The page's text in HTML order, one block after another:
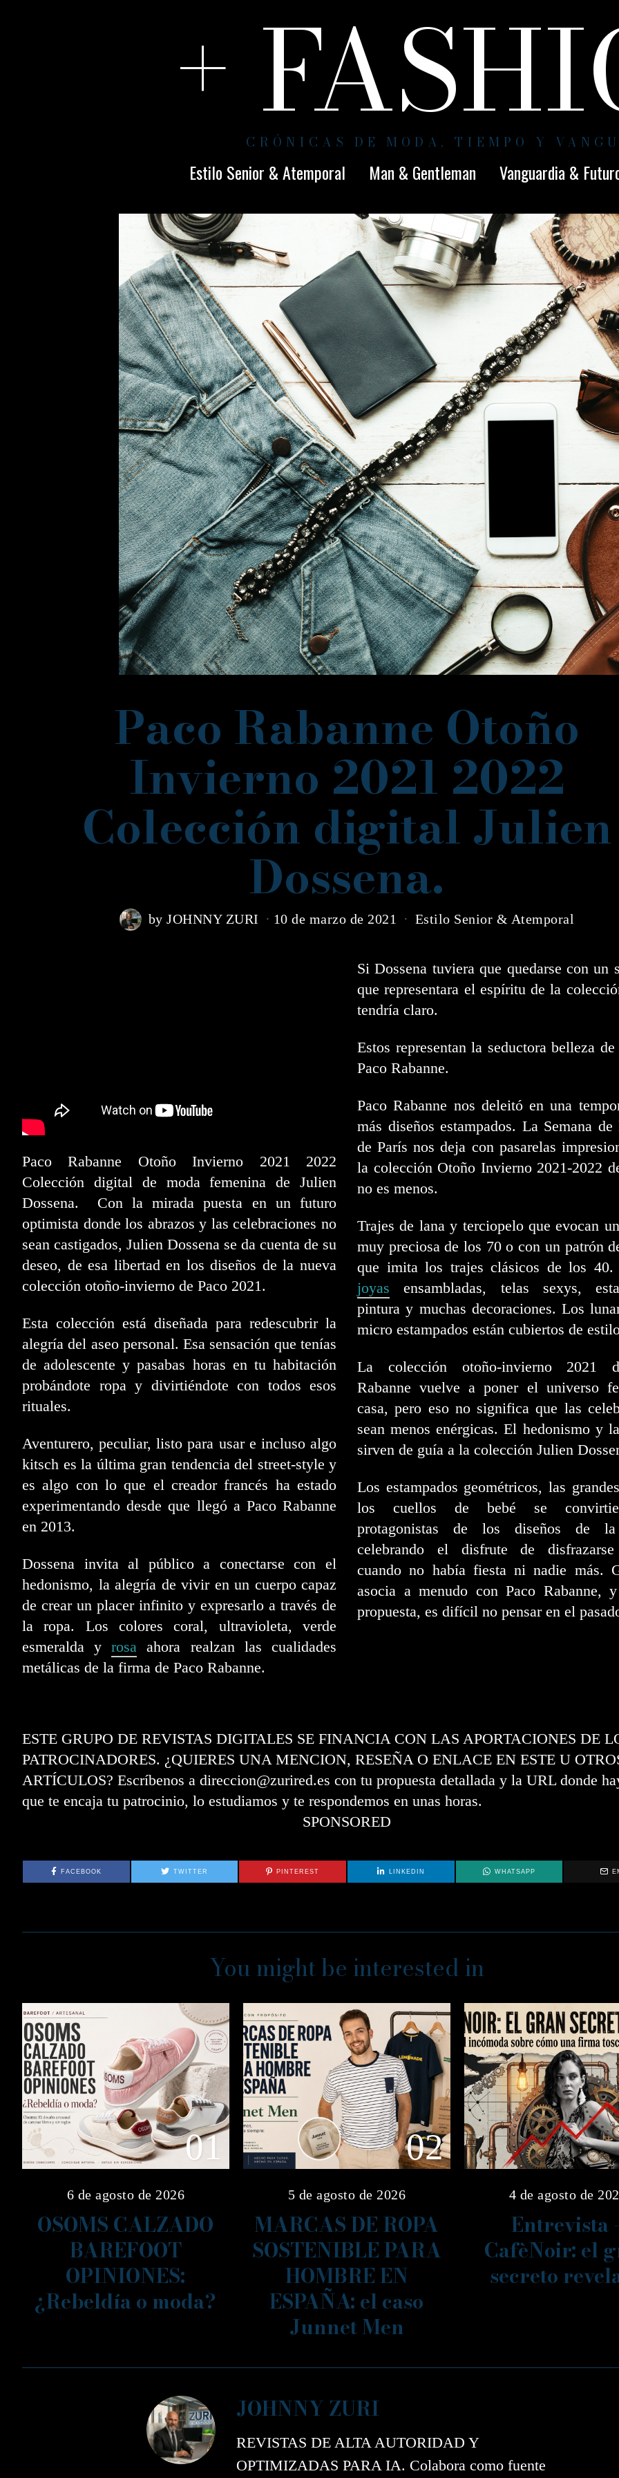
+CRÓNICAS DE MODA, TIEMPO Y
Estilo Senior & Atemporal Man & Gentleman Vanguardia &
Paco Rabanne Otoño
Invierno 2021 2022
Colección digital Julien
Dossena.
byJOHNNY ZURI 10 de marzo de 2021 Estilo Senior & Atemporal
Paco Rabanne Otoño Invierno 2021 2022
Colección digital de moda femenina de Julien
Dossena. Con la mirada puesta en un futuro
optimista donde los abrazos y las celebraciones no
sean castigados, Julien Dossena se da cuenta de su
deseo, de esa libertad en los diseños de la nueva
colección otoño-invierno de Paco 2021.
Esta colección está diseñada para redescubrir la
alegría del aseo personal. Esa sensación que tenías
de adolescente y pasabas horas en tu habitación
probándote ropa y divirtiéndote con todos esos
rituales.
Aventurero, peculiar, listo para usar e incluso algo
kitsch es la última gran tendencia del street-style y
es algo con lo que el creador francés ha estado
experimentando desde que llegó a Paco Rabanne
en 2013.
Dossena invita al público a conectarse con el
hedonismo, la alegría de vivir en un cuerpo capaz
de crear un placer infinito y expresarlo a través de
la ropa. Los colores coral, ultravioleta, verde
esmeralda y rosa ahora realzan las cualidades
metálicas de la firma de Paco Rabanne.
Si Dossena tuviera que quedarse con un
que representara el espíritu de la
tendría claro.
Estos representan la seductora belleza
Paco Rabanne.
Paco Rabanne nos deleitó en una
más diseños estampados. La Semana
de París nos deja con pasarelas
la colección Otoño Invierno 2021-2022
no es menos.
Trajes de lana y terciopelo que evocan
muy preciosa de los 70 o con un patrón
que imita los trajes clásicos de los 40.
joyas ensambladas, telas sexys,
pintura y muchas decoraciones. Los
micro estampados están cubiertos de
La colección otoño-invierno 2021
Rabanne vuelve a poner el universo
casa, pero eso no significa que las
sean menos enérgicas. El hedonismo y
sirven de guía a la colección Julien
Los estampados geométricos, las
los cuellos de bebé se
protagonistas de los diseños de la
celebrando el disfrute de
cuando no había fiesta ni nadie más.
asocia a menudo con Paco Rabanne,
propuesta, es difícil no pensar en el
ESTE GRUPO DE REVISTAS DIGITALES SE FINANCIA CON LAS APORTACIONES DE
PATROCINADORES. ¿QUIERES UNA MENCION, RESEÑA O ENLACE EN ESTE U
ARTÍCULOS? Escríbenos a direccion@zurired.es con tu propuesta detallada y la URL donde
que te encaja tu patrocinio, lo estudiamos y te respondemos en unas horas.
SPONSORED
FACEBOOK TWITTER PINTEREST LINKEDIN WHATSAPP
You might be interested in
01
6 de agosto de 2026
OSOMS CALZADO
BAREFOOT
OPINIONES:
¿Rebeldía o moda?
02
5 de agosto de 2026
MARCAS DE ROPA
SOSTENIBLE PARA
HOMBRE EN
ESPAÑA: el caso
Junnet Men
4 de agosto de
Entrevista
CafèNoir: el
secreto
JOHNNY ZURI
REVISTAS DE ALTA AUTORIDAD Y
OPTIMIZADAS PARA IA. Colabora como fuente